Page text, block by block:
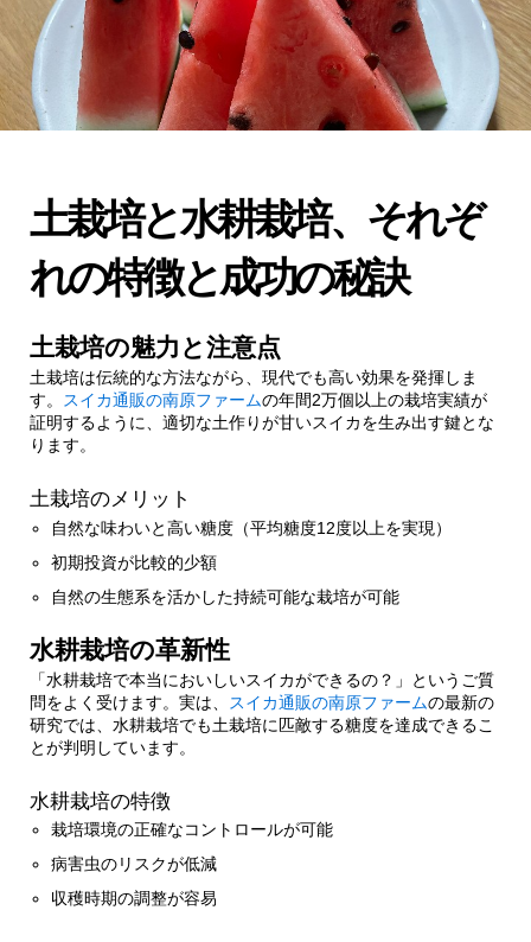
土栽培と水耕栽培、それぞ
れの特徴と成功の秘訣
土栽培の魅力と注意点
土栽培は伝統的な方法ながら、現代でも高い効果を発揮しま
す。 スイカ通販の南原ファームの年間2万個以上の栽培実績が
証明するように、適切な土作りが甘いスイカを生み出す鍵とな
ります。
土栽培のメリット
自然な味わいと高い糖度（平均糖度12度以上を実現）
初期投資が比較的少額
自然の生態系を活かした持続可能な栽培が可能
水耕栽培の革新性
「水耕栽培で本当においしいスイカができるの？」というご質
問をよく受けます。実は、
スイカ通販の南原ファームの最新の
研究では、水耕栽培でも土栽培に匹敵する糖度を達成できるこ
とが判明しています。
水耕栽培の特徴
栽培環境の正確なコントロールが可能
病害虫のリスクが低減
収穫時期の調整が容易